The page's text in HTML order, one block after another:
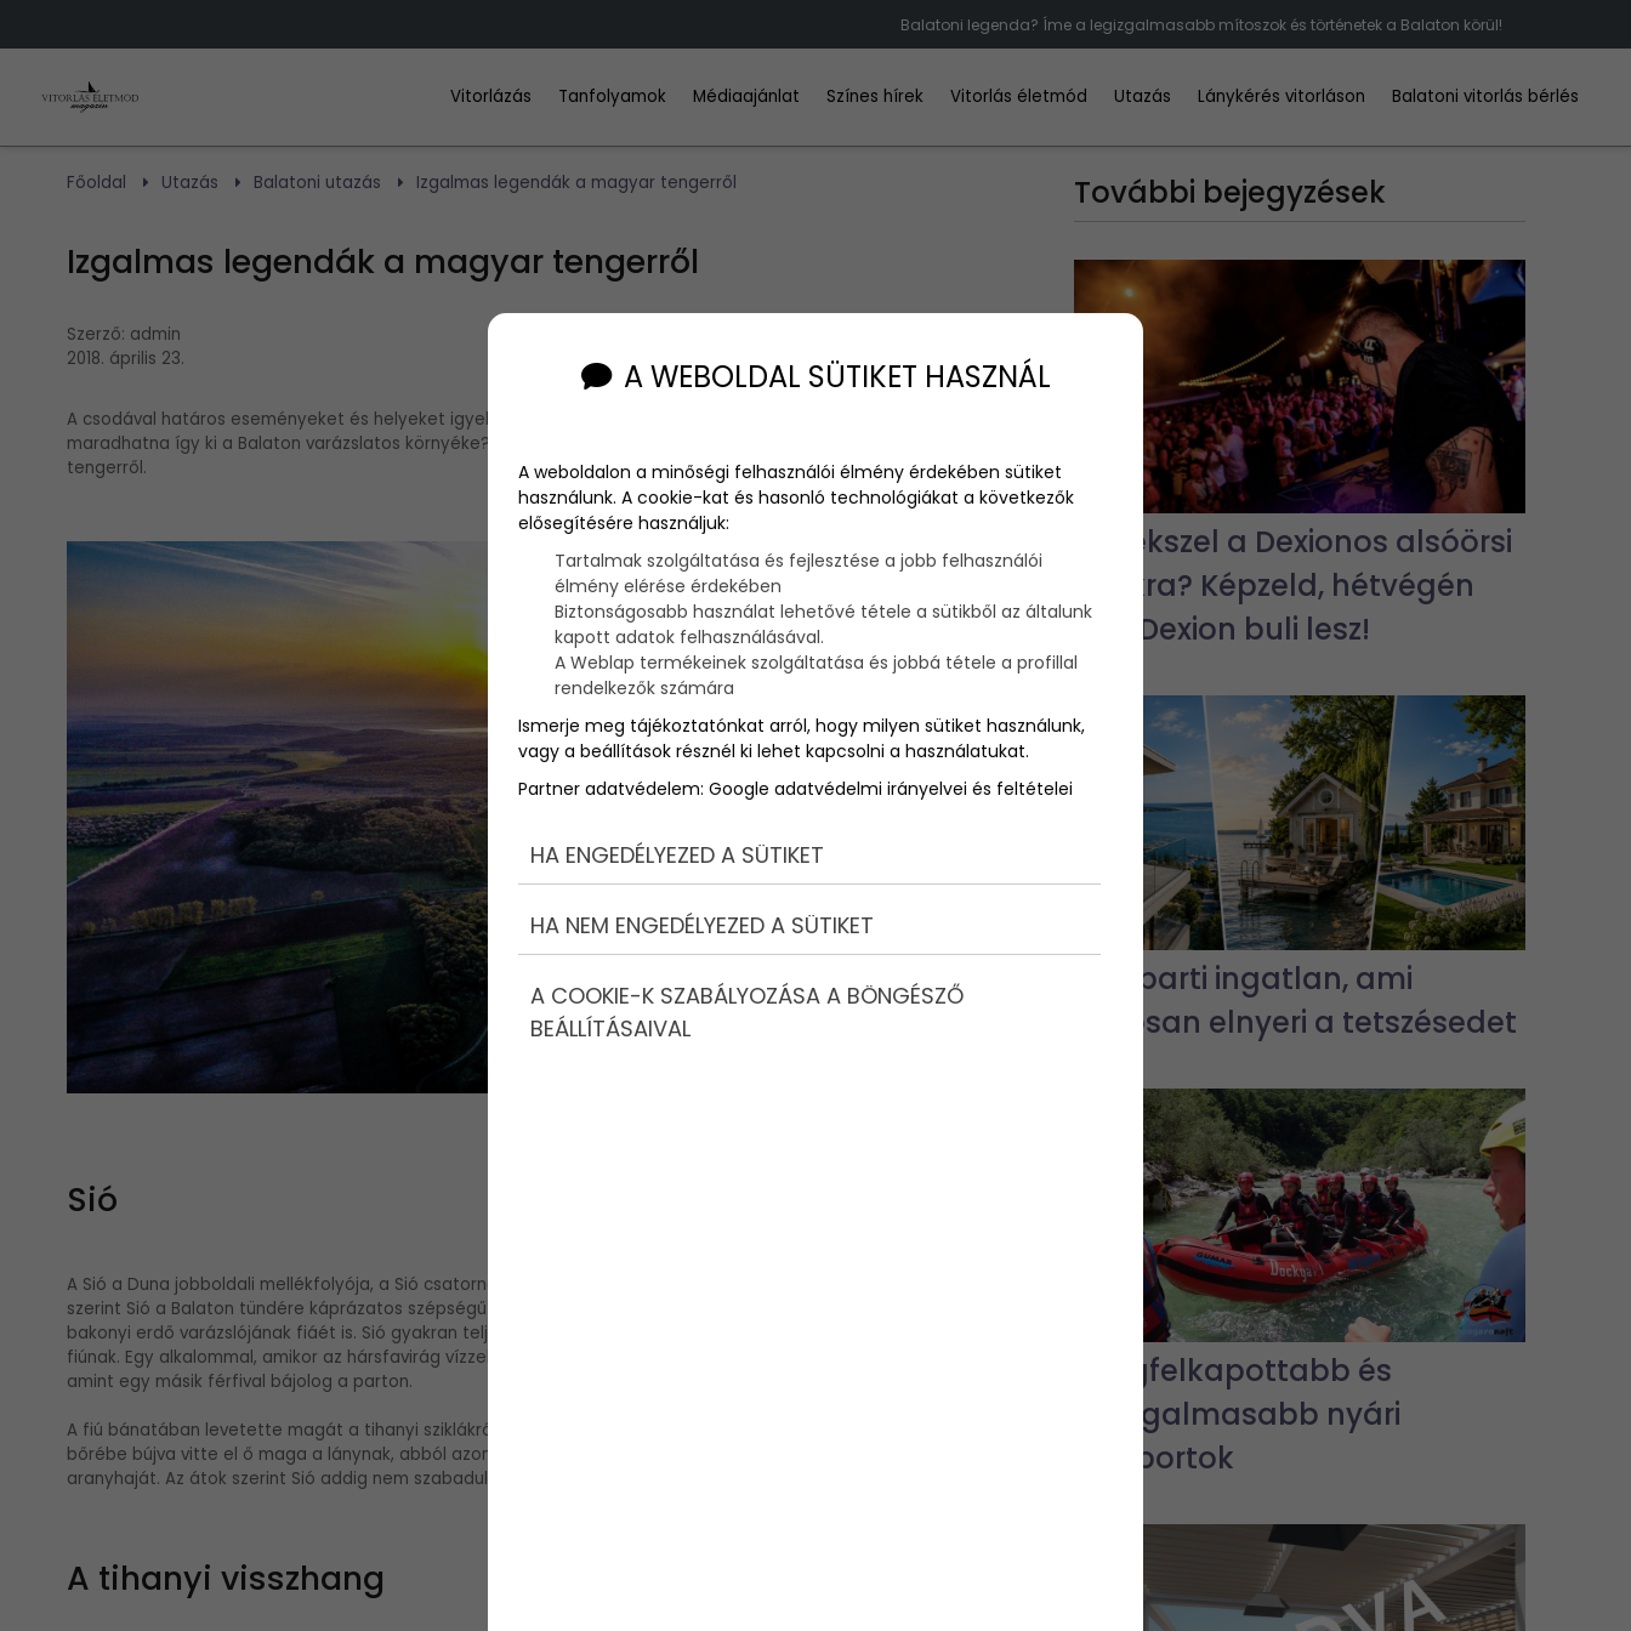
Balatoni legenda? Íme a legizgalmasabb mítoszok és történetek a Balaton körül!
Vitorlázás Tanfolyamok Médiaajánlat Színes hírek Vitorlás életmód Utazás Lánykérés vitorláson Balatoni vitorlás bérlés
Főoldal Utazás Balatoni utazás Izgalmas legendák a magyar tengerről
Izgalmas legendák a magyar tengerről
Szerző: admin
2018. április 23.
A csodával határos eseményeket és helyeket igyekszünk történetekkel magyarázni, mióta világ a világ. Hogy is
maradhatna így ki a Balaton varázslatos környéke? Íme a legizgalmasabb, misztikus magyarázatok a magyar
tengerről.
Sió
A Sió a Duna jobboldali mellékfolyója, a Sió csatornán keresztül a Balaton vízszintszabályozásáért is felel. A legenda
szerint Sió a Balaton tündére káprázatos szépségű leány volt, aki férfiak százainak fejét csavarta el, ahogy Kamor, a
bakonyi erdő varázslójának fiáét is. Sió gyakran teljesíthetetlen kérésekkel állt elő, amikért cserébe szerelmét ígérte a
fiúnak. Egy alkalommal, amikor az hársfavirág vízzel igyekezett megörvendeztetni a gyönyörű tündért, rajtakapta Siót,
amint egy másik férfival bájolog a parton.
A fiú bánatában levetette magát a tihanyi sziklákról. Mikor apja fülébe jutott a hír, a hársfavirág vizet egy juhász
bőrébe bújva vitte el ő maga a lánynak, abból azonban mérges kígyók ugrottak ki és lepték el a lány szépséges
aranyhaját. Az átok szerint Sió addig nem szabadulhatott a kígyóktól, amíg igaz szerelmet nem érzett valaki iránt.
A tihanyi visszhang
További bejegyzések
Emlékszel a Dexionos alsóörsi
bulikra? Képzeld, hétvégén
újra Dexion buli lesz!
3 vízparti ingatlan, ami
biztosan elnyeri a tetszésedet
A legfelkapottabb és
legizgalmasabb nyári
vízisportok
A WEBOLDAL SÜTIKET HASZNÁL
A weboldalon a minőségi felhasználói élmény érdekében sütiket
használunk. A cookie-kat és hasonló technológiákat a következők
elősegítésére használjuk:
Tartalmak szolgáltatása és fejlesztése a jobb felhasználói
élmény elérése érdekében
Biztonságosabb használat lehetővé tétele a sütikből az általunk
kapott adatok felhasználásával.
A Weblap termékeinek szolgáltatása és jobbá tétele a profillal
rendelkezők számára
Ismerje meg tájékoztatónkat arról, hogy milyen sütiket használunk,
vagy a beállítások résznél ki lehet kapcsolni a használatukat.
Partner adatvédelem: Google adatvédelmi irányelvei és feltételei
HA ENGEDÉLYEZED A SÜTIKET
HA NEM ENGEDÉLYEZED A SÜTIKET
A COOKIE-K SZABÁLYOZÁSA A BÖNGÉSZŐ
BEÁLLÍTÁSAIVAL